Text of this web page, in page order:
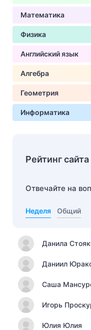
Математика
Физика
Английский язык
Алгебра
Геометрия
Информатика
Рейтинг сайта
Отвечайте на
Неделя Общий
Данила
Даниил
Саша
Игорь
Юлия Юлия